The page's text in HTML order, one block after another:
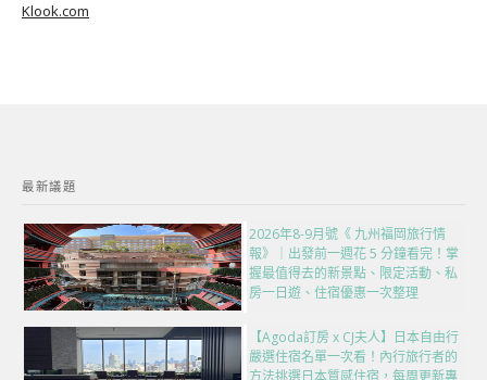
Klook.com
最新議題
2026年8-9月號《 九州福岡旅行情
報》｜出發前一週花 5 分鐘看完！掌
握最值得去的新景點、限定活動、私
房一日遊、住宿優惠一次整理
【Agoda訂房 x CJ夫人】日本自由行
嚴選住宿名單一次看！內行旅行者的
方法挑選日本質感住宿，每周更新專